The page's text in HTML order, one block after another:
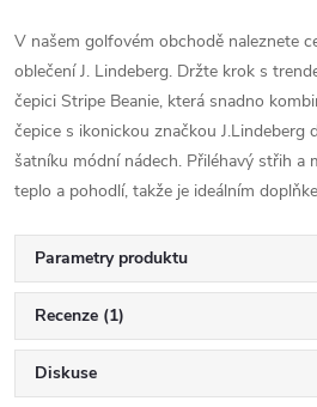
V našem golfovém obchodě naleznete
oblečení J. Lindeberg. Držte krok s
čepici Stripe Beanie, která snadno
čepice s ikonickou značkou J.Lindeberg
šatníku módní nádech. Přiléhavý střih a
teplo a pohodlí, takže je ideálním
Parametry produktu
Recenze (1)
Diskuse